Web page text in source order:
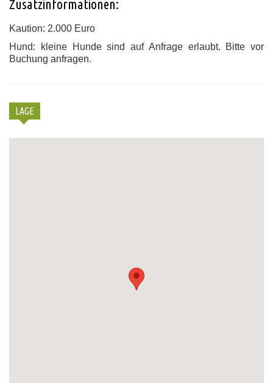
Zusatzinformationen:
Kaution: 2.000 Euro
Hund: kleine Hunde sind auf Anfrage erlaubt. Bitte vor
Buchung anfragen.
LAGE